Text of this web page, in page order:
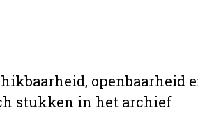
openbaarheid
stukken in het archief